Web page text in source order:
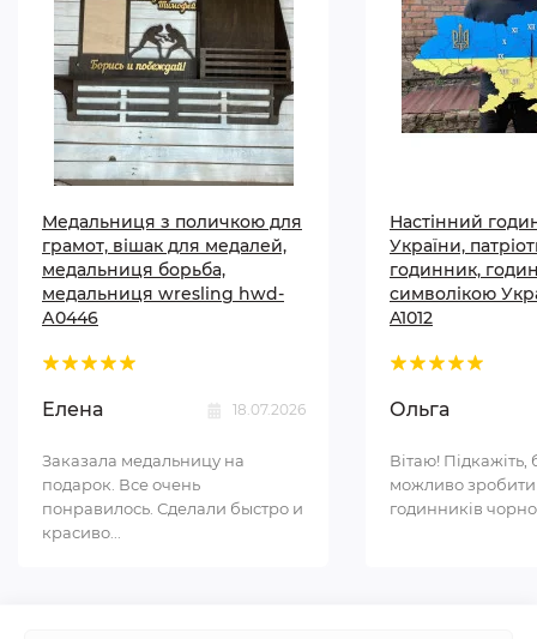
Медальниця з поличкою для
грамот, вішак для медалей,
медальниця борьба,
медальниця wresling hwd-
А0446
Елена 18.07.2026
Заказала медальницу на
подарок. Все очень
понравилось. Сделали быстро и
красиво...
Настінний
України,
годинник,
символікою
A1012
Ольга
Вітаю! Підкажіть,
можливо
годинників